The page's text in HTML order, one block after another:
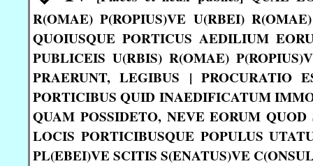
R(OMAE) P(ROPIUS)VE U(RBEI)
QUOIUSQUE PORTICUS AEDILIUM
PUBLICEIS U(RBIS) R(OMAE)
PRAERUNT, LEGIBUS |
PORTICIBUS QUID INAEDIFICATUM
QUAM POSSIDETO, NEVE EORUM
LOCIS PORTICIBUSQUE POPULUS
PL(EBEI)VE SCITIS S(ENATUS)VE